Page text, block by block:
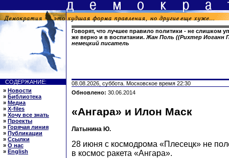
Говорят, что лучшее правило политики - не слишком
же верно и в воспитании. Жан Поль ((Рихтер Иоганн
немецкий писатель
СОДЕРЖАНИЕ:
» Новости
» Библиотека
» Медиа
» X-files
» Хочу все знать
» Проекты
» Горячая линия
» Публикации
» Ссылки
» О нас
» English
08.08.2026, суббота. Московское время 22:30
Обновлено: 30.06.2014
«Ангара» и Илон Маск
Латынина Ю.
28 июня с космодрома «Плесецк» не
в космос ракета «Ангара».